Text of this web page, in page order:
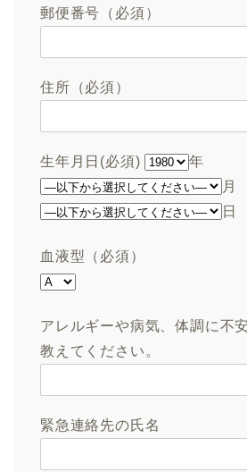
郵便番号（必須）
住所（必須）
生年月日(必須)
年
月
日
血液型（必須）
アレルギーや病気、体調に不
教えてください。
緊急連絡先の氏名